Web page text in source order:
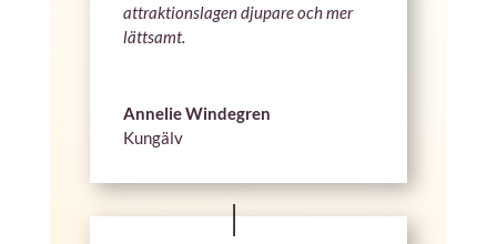
attraktionslagen djupare och mer
lättsamt.
Annelie Windegren
Kungälv